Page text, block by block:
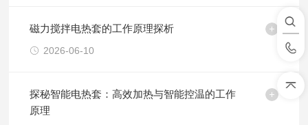
磁力搅拌电热套的工作原理探析
2026-06-10
探秘智能电热套：高效加热与智能控温的工作
原理